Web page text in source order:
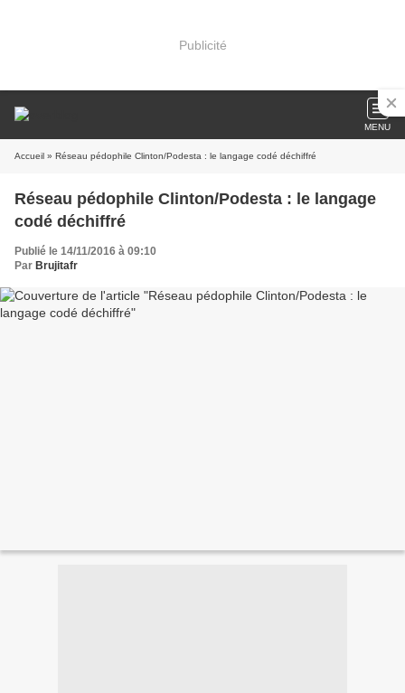
Publicité
MENU
Accueil » Réseau pédophile Clinton/Podesta : le langage codé déchiffré
Réseau pédophile Clinton/Podesta : le langage
codé déchiffré
Publié le 14/11/2016 à 09:10
Par Brujitafr